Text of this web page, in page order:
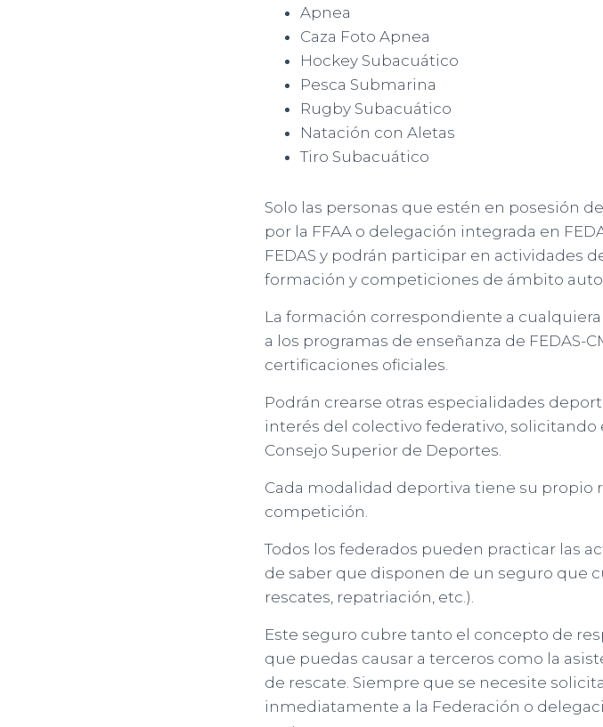
Apnea
Caza Foto Apnea
Hockey Subacuático
Pesca Submarina
Rugby Subacuático
Natación con Aletas
Tiro Subacuático
Solo las personas que estén en posesión
por la FFAA o delegación integrada en
FEDAS y podrán participar en actividades
formación y competiciones de ámbito
La formación correspondiente a
a los programas de enseñanza de FEDAS-
certificaciones oficiales.
Podrán crearse otras especialidades
interés del colectivo federativo, solicitando
Consejo Superior de Deportes.
Cada modalidad deportiva tiene su
competición.
Todos los federados pueden practicar las
de saber que disponen de un seguro que
rescates, repatriación, etc.).
Este seguro cubre tanto el concepto de
que puedas causar a terceros como la
de rescate. Siempre que se necesite
inmediatamente a la Federación o